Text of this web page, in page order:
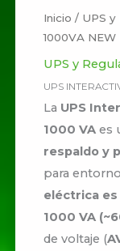
Inicio / UPS y
1000VA
UPS y
UPS
La UPS
1000 VA es
respaldo y
para
eléctrica es
1000 VA
de voltaje (